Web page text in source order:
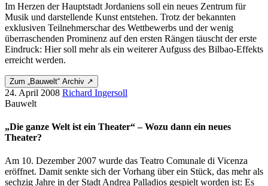
Im Herzen der Hauptstadt Jordaniens soll ein neues Zentrum für
Musik und darstellende Kunst entstehen. Trotz der bekannten
exklusiven Teilnehmerschar des Wettbewerbs und der wenig
überraschenden Prominenz auf den ersten Rängen täuscht der erste
Eindruck: Hier soll mehr als ein weiterer Aufguss des Bilbao-Effekts
erreicht werden.
Zum „Bauwelt“ Archiv ↗
24. April 2008 Richard Ingersoll
Bauwelt
„Die ganze Welt ist ein Theater“ – Wozu dann ein neues
Theater?
Am 10. Dezember 2007 wurde das Teatro Comunale di Vicenza
eröffnet. Damit senkte sich der Vorhang über ein Stück, das mehr als
sechzig Jahre in der Stadt Andrea Palladios gespielt worden ist: Es